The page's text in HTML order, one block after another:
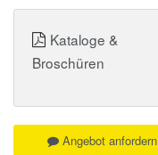
Angebot anfordern
Kataloge &
Broschüren